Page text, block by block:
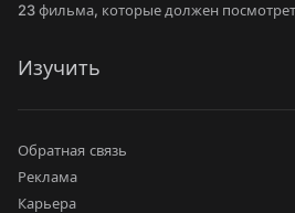
23 фильма, которые должен
Изучить
Обратная связь
Реклама
Карьера